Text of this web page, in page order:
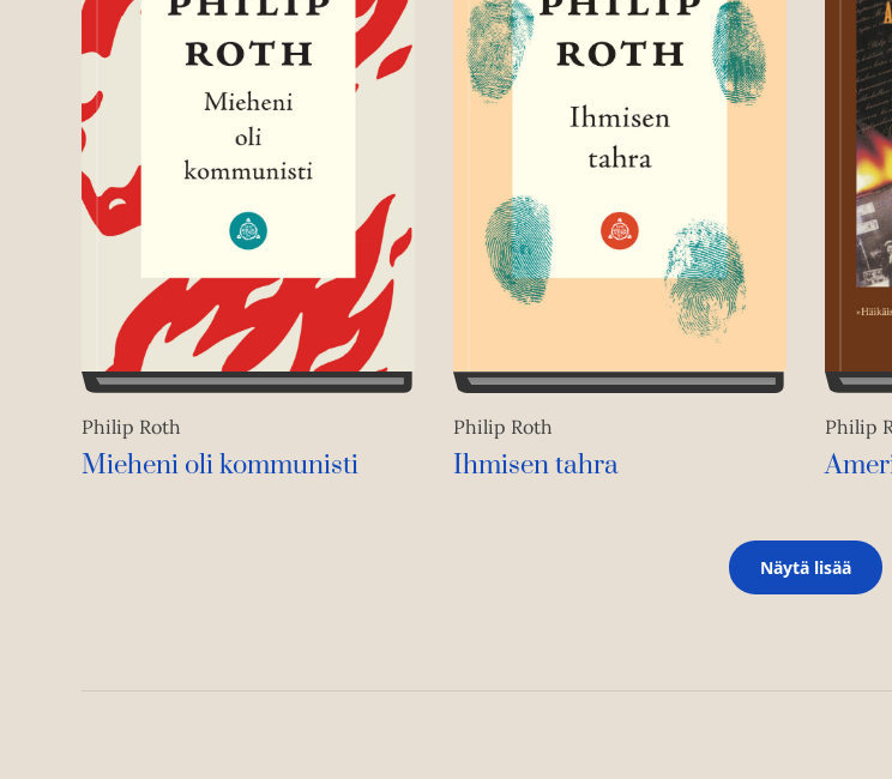
Philip Roth
Mieheni oli kommunisti
Philip Roth
Ihmisen tahra
Philip
Näytä lisää